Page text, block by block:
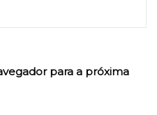
para a próxima